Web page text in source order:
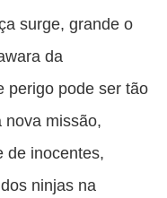
surge, grande o
da
perigo pode ser tão
nova missão,
de inocentes,
ninjas na